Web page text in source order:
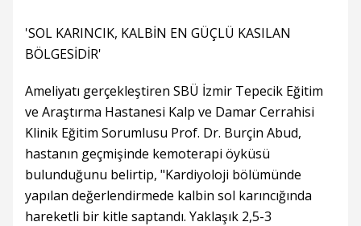
'SOL KARINCIK, KALBİN EN GÜÇLÜ KASILAN
BÖLGESİDİR'
Ameliyatı gerçekleştiren SBÜ İzmir Tepecik Eğitim
ve Araştırma Hastanesi Kalp ve Damar Cerrahisi
Klinik Eğitim Sorumlusu Prof. Dr. Burçin Abud,
hastanın geçmişinde kemoterapi öyküsü
bulunduğunu belirtip, "Kardiyoloji bölümünde
yapılan değerlendirmede kalbin sol karıncığında
hareketli bir kitle saptandı. Yaklaşık 2,5-3